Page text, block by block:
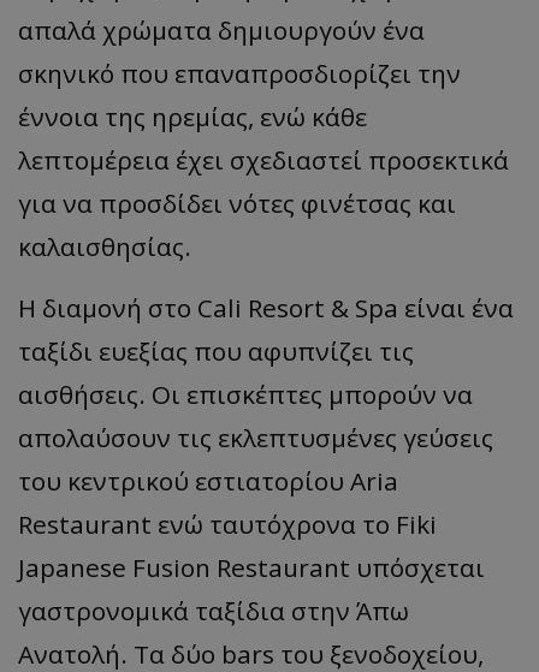
απαλά χρώματα δημιουργούν ένα
σκηνικό που επαναπροσδιορίζει την
έννοια της ηρεμίας, ενώ κάθε
λεπτομέρεια έχει σχεδιαστεί προσεκτικά
για να προσδίδει νότες φινέτσας και
καλαισθησίας.
Η διαμονή στο Cali Resort & Spa είναι ένα
ταξίδι ευεξίας που αφυπνίζει τις
αισθήσεις. Οι επισκέπτες μπορούν να
απολαύσουν τις εκλεπτυσμένες γεύσεις
του κεντρικού εστιατορίου Aria
Restaurant ενώ ταυτόχρονα το Fiki
Japanese Fusion Restaurant υπόσχεται
γαστρονομικά ταξίδια στην Άπω
Ανατολή. Τα δύο bars του ξενοδοχείου,